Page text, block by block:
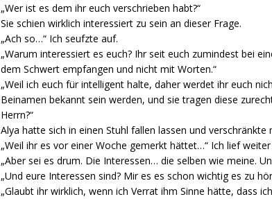
„Wer ist es dem ihr euch verschrieben habt?“
Sie schien wirklich interessiert zu sein an dieser Frage.
„Ach so…“ Ich seufzte auf.
„Warum interessiert es euch? Ihr seit euch zumindest bei
dem Schwert empfangen und nicht mit Worten.“
„Weil ich euch für intelligent halte, daher werdet ihr euch
Beinamen bekannt sein werden, und sie tragen diese
Herrn?“
Alya hatte sich in einen Stuhl fallen lassen und verschränkte
„Weil ihr es vor einer Woche gemerkt hättet…“ Ich lief
„Aber sei es drum. Die Interessen… die selben wie meine.
„Und eure Interessen sind? Mir es es schon wichtig es zu
„Glaubt ihr wirklich, wenn ich Verrat ihm Sinne hätte, dass